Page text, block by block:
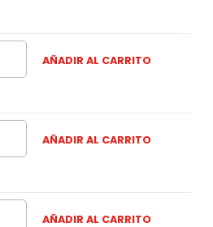
AÑADIR AL CARRITO
AÑADIR AL CARRITO
AÑADIR AL CARRITO